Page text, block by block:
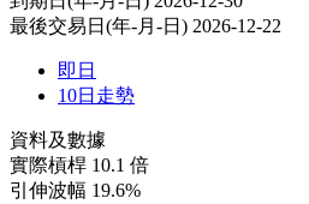
最後交易日(年-月-日) 2026-12-22
即日
10日走勢
資料及數據
實際槓桿 10.1 倍
引伸波幅 19.6%